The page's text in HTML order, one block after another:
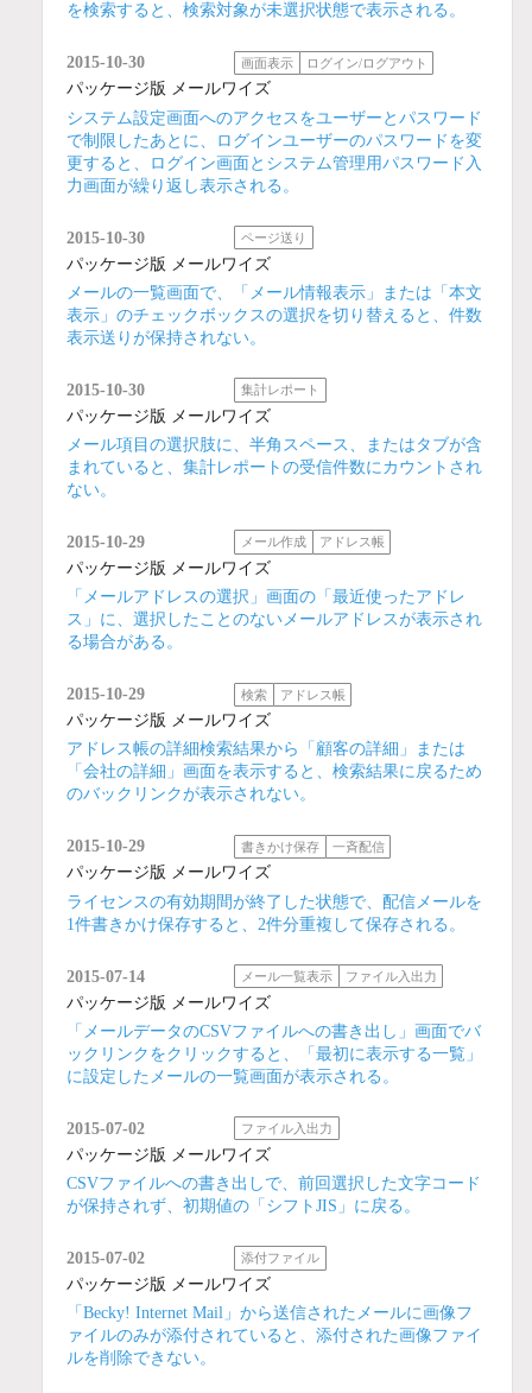
を検索すると、検索対象が未選択状態で表示される。
2015-10-30 画面表示 ログイン/ログアウト
パッケージ版 メールワイズ
システム設定画面へのアクセスをユーザーとパスワード
で制限したあとに、ログインユーザーのパスワードを変
更すると、ログイン画面とシステム管理用パスワード入
力画面が繰り返し表示される。
2015-10-30 ページ送り
パッケージ版 メールワイズ
メールの一覧画面で、「メール情報表示」または「本文
表示」のチェックボックスの選択を切り替えると、件数
表示送りが保持されない。
2015-10-30 集計レポート
パッケージ版 メールワイズ
メール項目の選択肢に、半角スペース、またはタブが含
まれていると、集計レポートの受信件数にカウントされ
ない。
2015-10-29 メール作成 アドレス帳
パッケージ版 メールワイズ
「メールアドレスの選択」画面の「最近使ったアドレ
ス」に、選択したことのないメールアドレスが表示され
る場合がある。
2015-10-29 検索 アドレス帳
パッケージ版 メールワイズ
アドレス帳の詳細検索結果から「顧客の詳細」または
「会社の詳細」画面を表示すると、検索結果に戻るため
のバックリンクが表示されない。
2015-10-29 書きかけ保存 一斉配信
パッケージ版 メールワイズ
ライセンスの有効期間が終了した状態で、配信メールを
1件書きかけ保存すると、2件分重複して保存される。
2015-07-14 メール一覧表示 ファイル入出力
パッケージ版 メールワイズ
「メールデータのCSVファイルへの書き出し」画面でバ
ックリンクをクリックすると、「最初に表示する一覧」
に設定したメールの一覧画面が表示される。
2015-07-02 ファイル入出力
パッケージ版 メールワイズ
CSVファイルへの書き出しで、前回選択した文字コード
が保持されず、初期値の「シフトJIS」に戻る。
2015-07-02 添付ファイル
パッケージ版 メールワイズ
「Becky! Internet Mail」から送信されたメールに画像フ
ァイルのみが添付されていると、添付された画像ファイ
ルを削除できない。